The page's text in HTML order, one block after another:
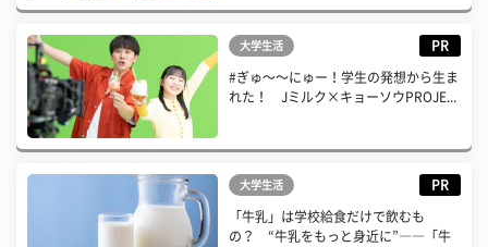
大学生活 PR
#ぎゅ〜〜にゅー！学生の発想から生ま
れた！ Jミルク×キョーソウPROJE...
大学生活 PR
「牛乳」は学校給食だけで飲むも
の？ “牛乳をもっと身近に”――「牛